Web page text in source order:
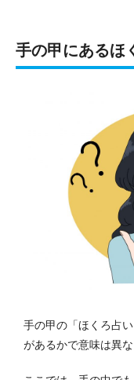
手の甲にあるほ
手の甲の「ほくろ占
があるかで意味は異な